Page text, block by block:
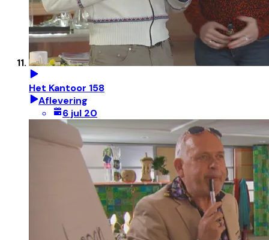
Het Kantoor 158
Aflevering
6 jul 20